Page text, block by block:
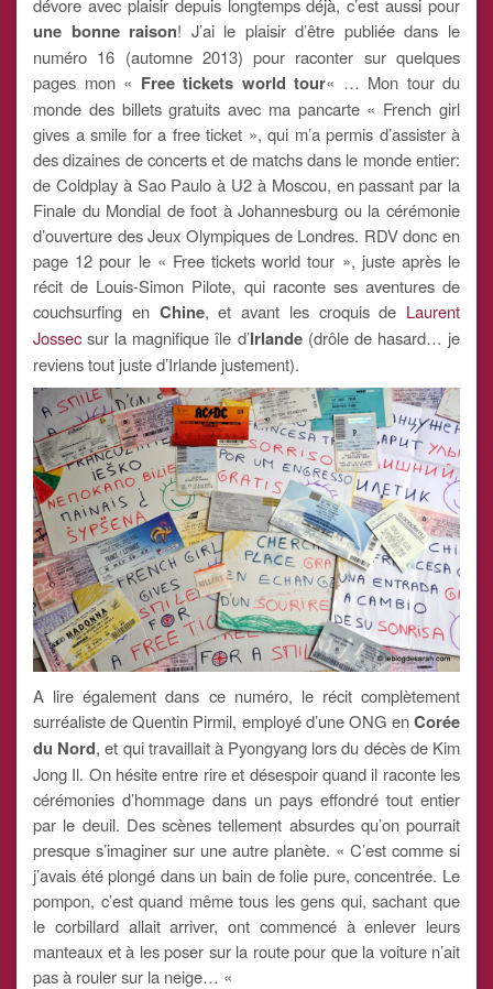
dévore avec plaisir depuis longtemps déjà, c’est aussi pour
une bonne raison! J’ai le plaisir d’être publiée dans le
numéro 16 (automne 2013) pour raconter sur quelques
pages mon « Free tickets world tour« … Mon tour du
monde des billets gratuits avec ma pancarte « French girl
gives a smile for a free ticket », qui m’a permis d’assister à
des dizaines de concerts et de matchs dans le monde entier:
de Coldplay à Sao Paulo à U2 à Moscou, en passant par la
Finale du Mondial de foot à Johannesburg ou la cérémonie
d’ouverture des Jeux Olympiques de Londres. RDV donc en
page 12 pour le « Free tickets world tour », juste après le
récit de Louis-Simon Pilote, qui raconte ses aventures de
couchsurfing en Chine, et avant les croquis de Laurent
Jossec sur la magnifique île d’Irlande(drôle de hasard… je
reviens tout juste d’Irlande justement).
A lire également dans ce numéro, le récit complètement
surréaliste de Quentin Pirmil, employé d’une ONG enCorée
du Nord, et qui travaillait à Pyongyang lors du décès de Kim
Jong Il. On hésite entre rire et désespoir quand il raconte les
cérémonies d’hommage dans un pays effondré tout entier
par le deuil. Des scènes tellement absurdes qu’on pourrait
presque s’imaginer sur une autre planète. « C’est comme si
j’avais été plongé dans un bain de folie pure, concentrée. Le
pompon, c’est quand même tous les gens qui, sachant que
le corbillard allait arriver, ont commencé à enlever leurs
manteaux et à les poser sur la route pour que la voiture n’ait
pas à rouler sur la neige… «